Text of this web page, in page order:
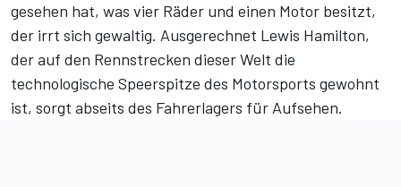
gesehen hat, was vier Räder und einen Motor besitzt,
der irrt sich gewaltig. Ausgerechnet Lewis Hamilton,
der auf den Rennstrecken dieser Welt die
technologische Speerspitze des Motorsports gewohnt
ist, sorgt abseits des Fahrerlagers für Aufsehen.